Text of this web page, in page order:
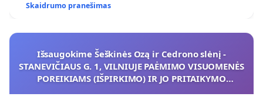
Skaidrumo pranešimas
Išsaugokime Šeškinės Ozą ir Cedrono slėnį -
STANEVIČIAUS G. 1, VILNIUJE PAĖMIMO VISUOMENĖS
POREIKIAMS (IŠPIRKIMO) IR JO PRITAIKYMO